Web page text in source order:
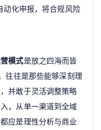
动化申报，将合规风险
模式是放之四海而皆
往往是那些能够深刻理
并敢于灵活调整策略
，从单一渠道到全域
应是理性分析与商业